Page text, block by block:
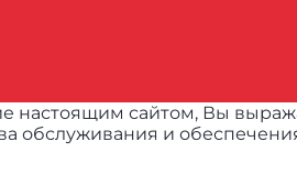
настоящим сайтом, Вы
обслуживания и